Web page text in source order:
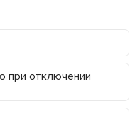
при отключении